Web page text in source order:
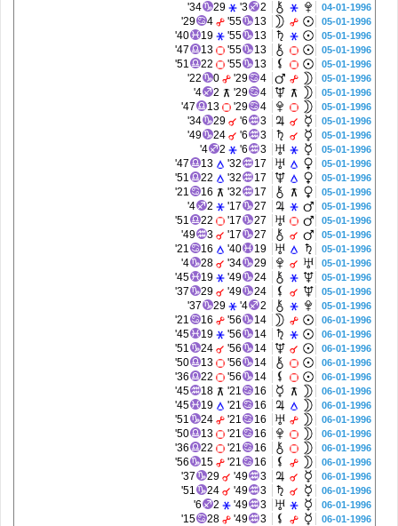
04-01-1996
2
3'
29
34'
05-01-1996
13
55'
4
29'
05-01-1996
13
55'
19
40'
05-01-1996
13
55'
13
47'
05-01-1996
13
55'
22
51'
05-01-1996
4
29'
0
22'
05-01-1996
4
29'
2
4'
05-01-1996
4
29'
13
47'
05-01-1996
3
6'
29
34'
05-01-1996
3
6'
24
49'
05-01-1996
3
6'
2
4'
05-01-1996
17
32'
13
47'
05-01-1996
17
32'
22
51'
05-01-1996
17
32'
16
21'
05-01-1996
27
17'
2
4'
05-01-1996
27
17'
22
51'
05-01-1996
27
17'
3
49'
05-01-1996
19
40'
16
21'
05-01-1996
29
34'
28
4'
05-01-1996
24
49'
19
45'
05-01-1996
24
49'
29
37'
05-01-1996
2
4'
29
37'
06-01-1996
14
56'
16
21'
06-01-1996
14
56'
19
45'
06-01-1996
14
56'
24
51'
06-01-1996
14
56'
13
50'
06-01-1996
14
56'
22
36'
06-01-1996
16
21'
18
45'
06-01-1996
16
21'
19
45'
06-01-1996
16
21'
24
51'
06-01-1996
16
21'
13
50'
06-01-1996
16
21'
22
36'
06-01-1996
16
21'
15
56'
06-01-1996
3
49'
29
37'
06-01-1996
3
49'
24
51'
06-01-1996
3
49'
2
6'
06-01-1996
3
49'
28
15'